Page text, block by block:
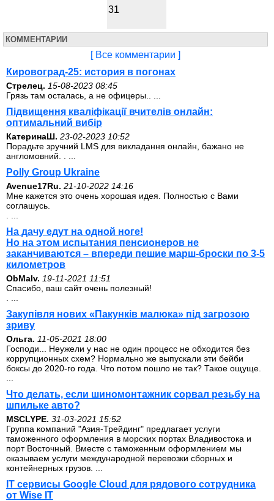
31
КОММЕНТАРИИ
[ Все комментарии ]
Кировоград-25: история в погонах
Стрелец. 15-08-2023 08:45
Грязь там осталась, а не офицеры.. ...
Підвищення кваліфікації вчителів онлайн:
оптимальний вибір
КатеринаШ. 23-02-2023 10:52
Порадьте зручний LMS для викладання онлайн, бажано не
англомовний. . ...
Polly Group Ukraine
Avenue17Ru. 21-10-2022 14:16
Мне кажется это очень хорошая идея. Полностью с Вами
соглашусь.
На дачу едут на одной ноге!
Но на этом испытания пенсионеров не
заканчиваются – впереди пешие марш-броски по 3-5
километров
ОbMalv. 19-11-2021 11:51
Спасибо, ваш сайт очень полезный!
Закупівля нових «Пакунків малюка» під загрозою
зриву
Ольга. 11-05-2021 18:00
Господи... Неужели у нас не один процесс не обходится без
коррупционных схем? Нормально же выпускали эти бейби
боксы до 2020-го года. Что потом пошло не так? Такое ощуще.
Что делать, если шиномонтажник сорвал резьбу на
шпильке авто?
MSCLYPE. 31-03-2021 15:52
Группа компаний "Азия-Трейдинг" предлагает услуги
таможенного оформления в морских портах Владивостока и
порт Восточный. Вместе с таможенным оформлением мы
оказываем услуги международной перевозки сборных и
контейнерных грузов. ...
IT сервисы Google Cloud для рядового сотрудника
от Wise IT